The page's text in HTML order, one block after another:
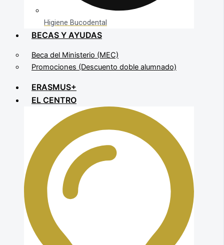
Higiene Bucodental
BECAS Y AYUDAS
Beca del Ministerio (MEC)
Promociones (Descuento doble alumnado)
ERASMUS+
EL CENTRO